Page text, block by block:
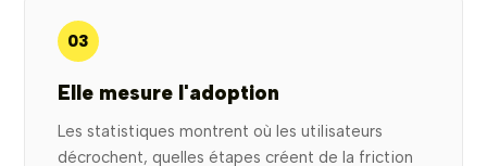
03
Elle mesure l'adoption
Les statistiques montrent où les utilisateurs
décrochent, quelles étapes créent de la friction